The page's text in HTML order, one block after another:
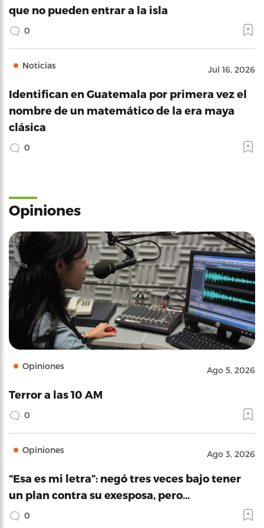
que no pueden entrar a la isla
0
Noticias Jul 16, 2026
Identifican en Guatemala por primera vez el
nombre de un matemático de la era maya
clásica
0
Opiniones
Opiniones Ago 5, 2026
Terror a las 10 AM
0
Opiniones Ago 3, 2026
“Esa es mi letra”: negó tres veces bajo tener
un plan contra su exesposa, pero…
0